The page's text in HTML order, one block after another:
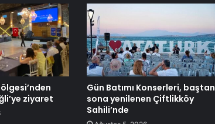
ziyaret
Gün Batımı Konserleri, baştan
sona yenilenen Çiftlikköy
Sahili’nde